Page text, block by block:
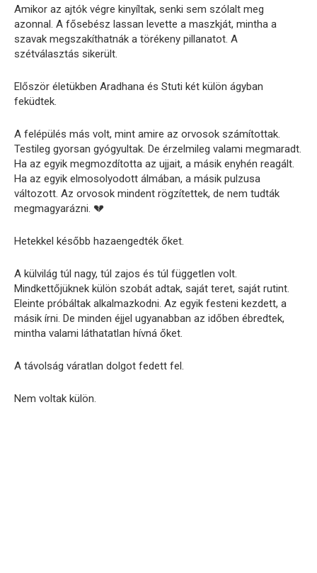
Amikor az ajtók végre kinyíltak, senki sem szólalt meg
azonnal. A fősebész lassan levette a maszkját, mintha a
szavak megszakíthatnák a törékeny pillanatot. A
szétválasztás sikerült.
Először életükben Aradhana és Stuti két külön ágyban
feküdtek.
A felépülés más volt, mint amire az orvosok számítottak.
Testileg gyorsan gyógyultak. De érzelmileg valami megmaradt.
Ha az egyik megmozdította az ujjait, a másik enyhén reagált.
Ha az egyik elmosolyodott álmában, a másik pulzusa
változott. Az orvosok mindent rögzítettek, de nem tudták
megmagyarázni. 💔
Hetekkel később hazaengedték őket.
A külvilág túl nagy, túl zajos és túl független volt.
Mindkettőjüknek külön szobát adtak, saját teret, saját rutint.
Eleinte próbáltak alkalmazkodni. Az egyik festeni kezdett, a
másik írni. De minden éjjel ugyanabban az időben ébredtek,
mintha valami láthatatlan hívná őket.
A távolság váratlan dolgot fedett fel.
Nem voltak külön.